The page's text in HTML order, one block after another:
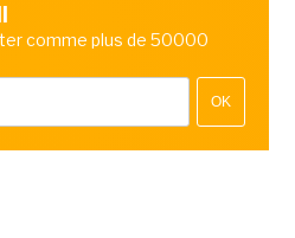
comme plus de 50000
OK